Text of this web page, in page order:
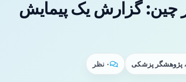
چین: گزارش یک پیمایش
پژوهشگر پزشکی ۰ نظر